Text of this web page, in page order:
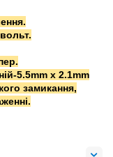
5.5mm x 2.1mm
замикання,